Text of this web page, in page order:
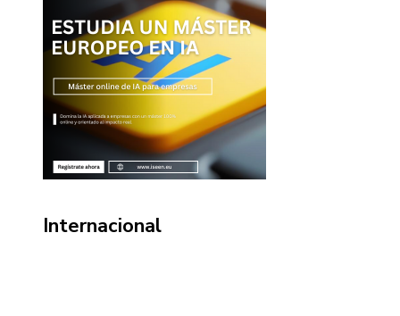
Internacional